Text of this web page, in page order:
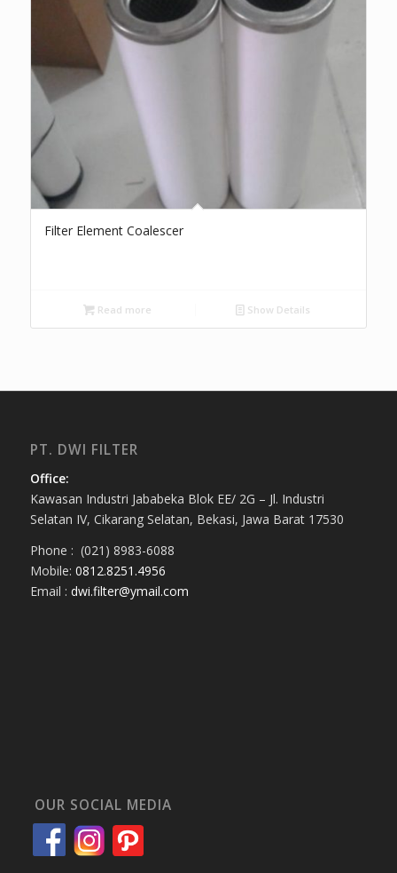
Filter Element Coalescer
Read more Show Details
PT. DWI FILTER
Office:
Kawasan Industri Jababeka Blok EE/ 2G – Jl. Industri
Selatan IV, Cikarang Selatan, Bekasi, Jawa Barat 17530
Phone : (021) 8983-6088
Mobile: 0812.8251.4956
Email : dwi.filter@ymail.com
OUR SOCIAL MEDIA